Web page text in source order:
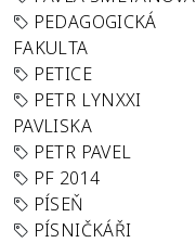
PEDAGOGICKÁ
FAKULTA
PETICE
PETR LYNXXI
PAVLISKA
PETR PAVEL
PF 2014
PÍSEŇ
PÍSNIČKÁŘI